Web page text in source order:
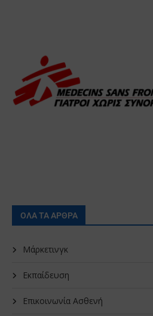
ΟΛΑ ΤΑ ΑΡΘΡΑ
Μάρκετινγκ
Εκπαίδευση
Επικοινωνία Ασθενή